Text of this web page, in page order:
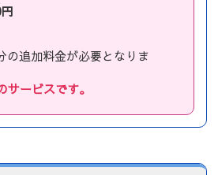
追加料金が必要となりま
ービスです。